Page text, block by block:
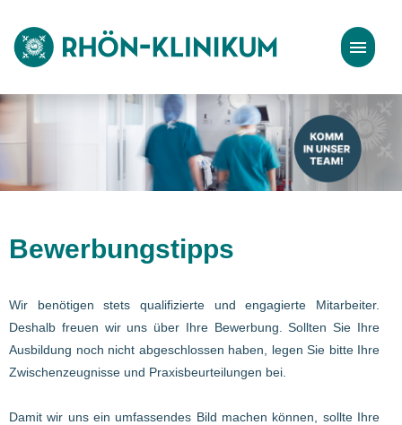
Stellenangebote
Bewerbungstipps
Bewerbungstipps
Wir benötigen stets qualifizierte und engagierte Mitarbeiter.
Deshalb freuen wir uns über Ihre Bewerbung. Sollten Sie Ihre
Ausbildung noch nicht abgeschlossen haben, legen Sie bitte Ihre
Zwischenzeugnisse und Praxisbeurteilungen bei.
Damit wir uns ein umfassendes Bild machen können, sollte Ihre